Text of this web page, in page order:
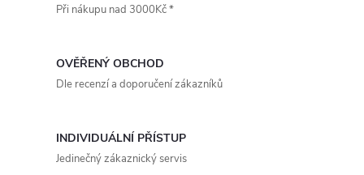
Při nákupu nad 3000Kč *
OVĚŘENÝ OBCHOD
Dle recenzí a doporučení zákazníků
INDIVIDUÁLNÍ PŘÍSTUP
Jedinečný zákaznický servis